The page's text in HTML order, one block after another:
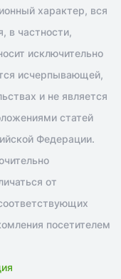
характер, вся
в частности,
исключительно
исчерпывающей,
и не является
статей
Федерации.
от
посетителем